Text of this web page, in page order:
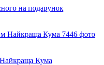
на подарунок
Кума